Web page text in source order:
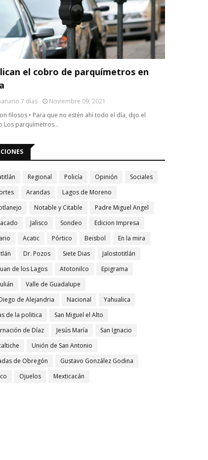
el cobro de parquímetros en
7 días
Noviembre 09, 2021
filosos • Para que no estén ahí todo el día, dijo el
Los parquímetros…
Regional Policía Opinión
Sociales
Arandas
Lagos de Moreno
Notable y Citable
Padre Miguel Angel
Jalisco Sondeo
Edicion Impresa
Acatic Pórtico Beisbol
En la mira
Dr. Pozos Siete Dias
Jalostotitlán
de los Lagos
Atotonilco
Epigrama
Valle de Guadalupe
de Alejandria
Nacional
Yahualica
de la politica
San Miguel el Alto
de Díaz
Jesús María
San Ignacio
Unión de San Antonio
de Obregón
Gustavo González Godina
Ojuelos Mexticacán